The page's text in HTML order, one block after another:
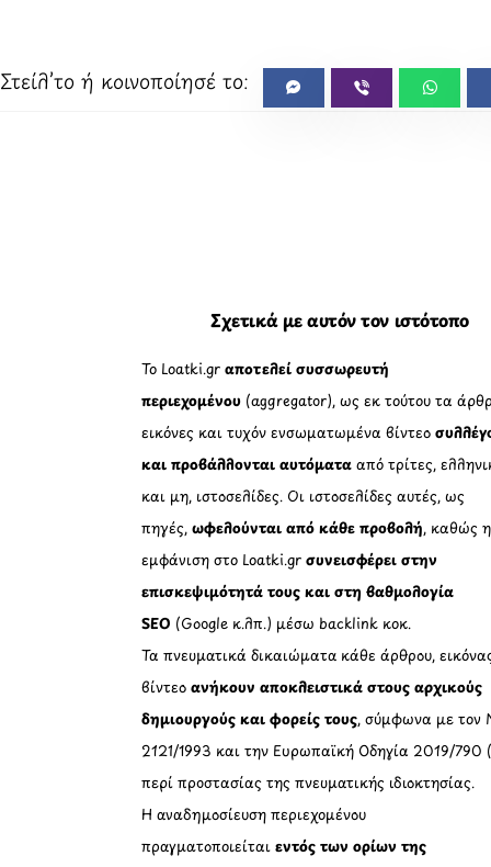
Σχετικά με αυτόν τον ιστότοπο
Το Loatki.grαποτελεί συσσωρευτή
περιεχομένου (aggregator), ως εκ τούτου τα
εικόνες και τυχόν ενσωματωμένα βίντεο
και προβάλλονται αυτόματααπό τρίτες,
και μη, ιστοσελίδες. Οι ιστοσελίδες αυτές, ως
πηγές,ωφελούνται από κάθε προβολή, καθώς η
εμφάνιση στο Loatki.gr συνεισφέρει στην
επισκεψιμότητά τους και στη βαθμολογία
SEO (Google κ.λπ.) μέσω backlink κοκ.
Τα πνευματικά δικαιώματα κάθε άρθρου,
βίντεοανήκουν αποκλειστικά στους αρχικούς
δημιουργούς και φορείς τους, σύμφωνα με τον
2121/1993 και την Ευρωπαϊκή Οδηγία 2019/790
περί προστασίας της πνευματικής ιδιοκτησίας.
Η αναδημοσίευση περιεχομένου
πραγματοποιείταιεντός των ορίων της